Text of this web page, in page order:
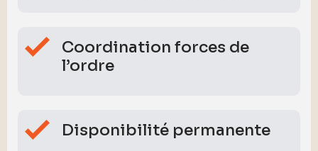
Coordination forces de
l’ordre
Disponibilité permanente